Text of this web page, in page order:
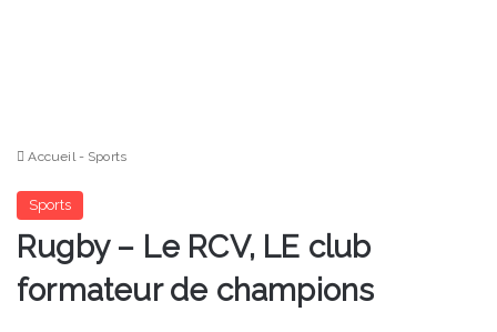
Accueil - Sports
Sports
Rugby – Le RCV, LE club
formateur de champions